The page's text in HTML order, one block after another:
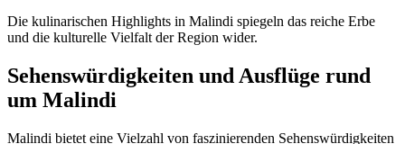
Die kulinarischen Highlights in Malindi spiegeln das reiche Erbe
und die kulturelle Vielfalt der Region wider.
Sehenswürdigkeiten und Ausflüge rund
um Malindi
Malindi bietet eine Vielzahl von faszinierenden Sehenswürdigkeiten